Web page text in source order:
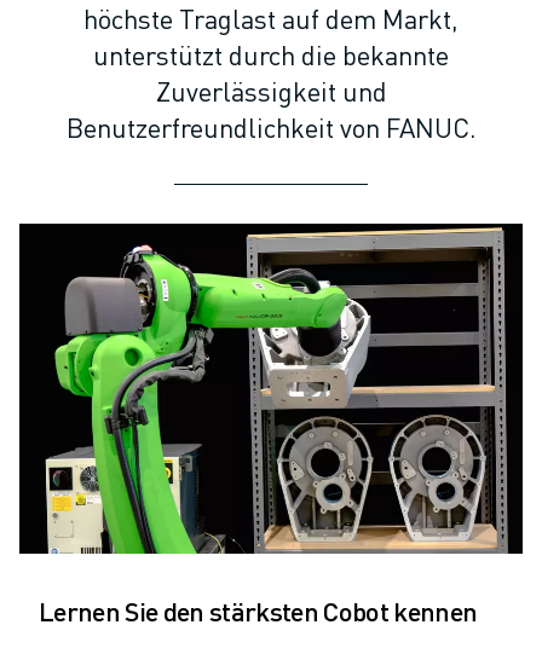
ROBODRILL SOFTWARE
ROBODRILL VORBEUGENDE WARTUNG
ROBODRILL NACHHALTIGKEIT
ROBODRILL ROBOTER-PAKET
ELEKTRISCHE SPRITZGUSSMASCHINEN
ROBOSHOT-FILTER
ROBOSHOT ELEKTRISCHE SPRITZGUSSMASCHINEN
ROBOSHOT HARDWARE
ROBOSHOT SOFTWARE
ROBOSHOT NACHHALTIGKEIT
ROBOSHOT ROBOTER-PAKET
ROBOSHOT VORBEUGENDE WARTUNG
ROBOSHOT TOTAL COST OF OWNERSHIP
DRAHTERODIERMASCHINEN
ROBOCUT DRAHTERODIERMASCHINEN
ROBOCUT HARDWARE
ROBOCUT VORBEUGENDE WARTUNG
höchste Traglast auf dem Markt,
unterstützt durch die bekannte
Zuverlässigkeit und
Benutzerfreundlichkeit von FANUC.
Lernen Sie den stärksten Cobot kennen